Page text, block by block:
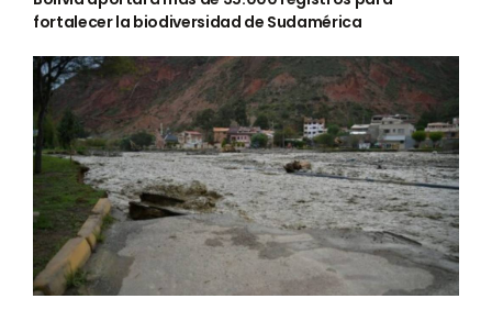
fortalecer la biodiversidad de Sudamérica